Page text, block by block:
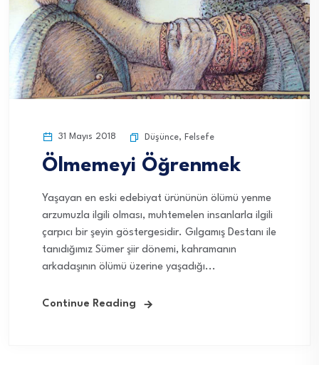
31 Mayıs 2018 Düşünce, Felsefe
Ölmemeyi Öğrenmek
Yaşayan en eski edebiyat ürününün ölümü yenme
arzumuzla ilgili olması, muhtemelen insanlarla ilgili
çarpıcı bir şeyin göstergesidir. Gılgamış Destanı ile
tanıdığımız Sümer şiir dönemi, kahramanın
arkadaşının ölümü üzerine yaşadığı...
Continue Reading